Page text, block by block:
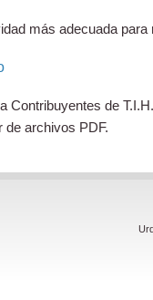
más adecuada
Contribuyentes de
de archivos PDF.